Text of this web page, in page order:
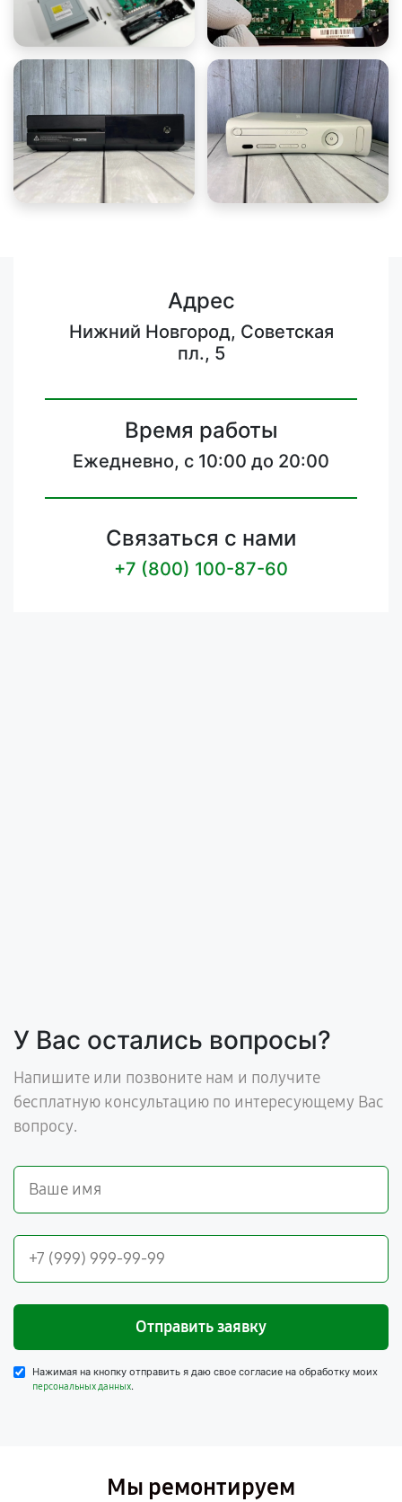
Адрес
Нижний Новгород, Советская
пл., 5
Время работы
Ежедневно, с 10:00 до 20:00
Связаться с нами
+7 (800) 100-87-60
У Вас остались вопросы?
Напишите или позвоните нам и получите
бесплатную консультацию по интересующему Вас
вопросу.
Отправить заявку
Нажимая на кнопку отправить я даю свое согласие на обработку моих
персональных данных.
Мы ремонтируем